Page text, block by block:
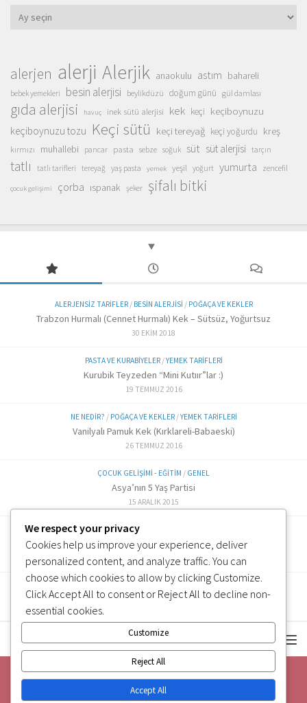
Arşivler
alerjen alerji Alerjik anaokulu astım bahareli
bebek yemekleri besin alerjisi beylikdüzü doğum günü gül damlası
gıda alerjisi havuç inek sütü alerjisi kek keçi keçiboynuzu
keçiboynuzu tozu Keçi sütü keçi tereyağ keçi yoğurdu kreş
kırmızı muhallebi pancar pasta sebze soğuk süt süt alerjisi tarçın
tatlı tatlı tarifleri tereyağ yaş pasta yemek yeşil yoğurt yumurta zencefil
çocuk gelişimi çorba ıspanak şeker şifalı bitki
ALERJENSIZ TARIFLER/ BESIN ALERJISI / POĞAÇA VE KEKLER
Trabzon Hurmalı (Cennet Hurmalı) Kek – Sütsüz, Yoğurtsuz
30 EKIM 2018
PASTA VE KURABIYELER/YEMEK TARIFLERI
Kurubik Teyzeden “Mini Kutıır”lar :)
19 TEMMUZ 2016
NE NEDIR? / POĞAÇA VE KEKLER/YEMEK TARIFLERI
Vanilyalı Pamuk Kek (Kırklareli-Babaeski)
26 TEMMUZ 2016
ÇOCUK GELIŞIMI - EĞITIM / GENEL
Asya’nın 5 Yaş Partisi
15 ARALIK 2015
ALTERNATIF TARIFLER
Labne Peynir Yapımı (6 ve üzeri)
3 OCAK 2019
We respect your privacy
Cookies help us improve your experience, deliver
personalized content, and analyze traffic. You can
choose which cookies to allow by clicking Customize
ClickAccept All to consent or Reject All to decline non-
essential cookies.
Customize
Reject All
Accept All